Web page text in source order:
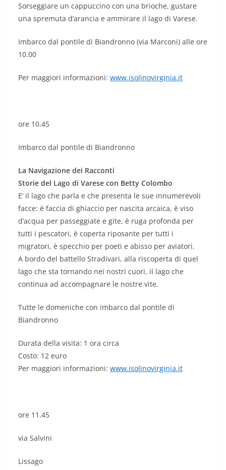
Sorseggiare un cappuccino con una brioche, gustare
una spremuta d’arancia e ammirare il lago di Varese.
Imbarco dal pontile di Biandronno (via Marconi) alle ore
10.00
Per maggiori informazioni: www.isolinovirginia.it
ore 10.45
Imbarco dal pontile di Biandronno
La Navigazione dei Racconti
Storie del Lago di Varese con Betty Colombo
E’ il lago che parla e che presenta le sue innumerevoli
facce: è faccia di ghiaccio per nascita arcaica, è viso
d’acqua per passeggiate e gite, è ruga profonda per
tutti i pescatori, è coperta riposante per tutti i
migratori, è specchio per poeti e abisso per aviatori.
A bordo del battello Stradivari, alla riscoperta di quel
lago che sta tornando nei nostri cuori, il lago che
continua ad accompagnare le nostre vite.
Tutte le domeniche con imbarco dal pontile di
Biandronno
Durata della visita: 1 ora circa
Costo: 12 euro
Per maggiori informazioni: www.isolinovirginia.it
ore 11.45
via Salvini
Lissago